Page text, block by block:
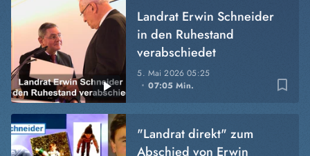
bookmark_border
5. Mai 202605:25
07:05 Min.
Landrat Erwin Schneider
in den Ruhestand
verabschiedet
"Landrat direkt" zum
Abschied von Erwin